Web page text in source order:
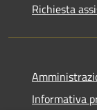
Richiesta
Informativa